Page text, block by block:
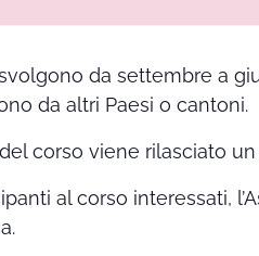
da settembre a
da altri Paesi o cantoni.
corso viene rilasciato
al corso interessati,